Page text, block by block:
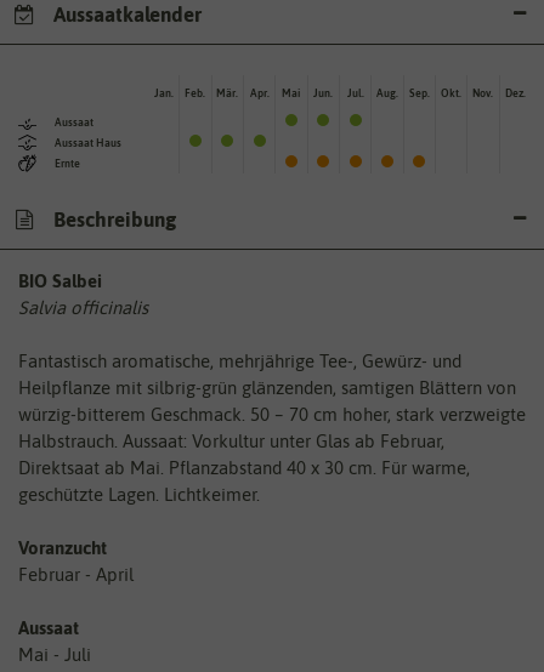
Aussaatkalender
Aussaat
Aussaat Haus
Ernte
Jan. Feb. Mär. Apr. Mai Jun. Jul. Aug. Sep. Okt. Nov. Dez.
Beschreibung
BIO Salbei
Salvia officinalis
Fantastisch aromatische, mehrjährige Tee-, Gewürz- und
Heilpflanze mit silbrig-grün glänzenden, samtigen Blättern von
würzig-bitterem Geschmack. 50 – 70 cm hoher, stark verzweigte
Halbstrauch. Aussaat: Vorkultur unter Glas ab Februar,
Direktsaat ab Mai. Pflanzabstand 40 x 30 cm. Für warme,
geschützte Lagen. Lichtkeimer.
Voranzucht
Februar - April
Aussaat
Mai - Juli